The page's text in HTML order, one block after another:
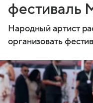
фестиваль
Народный артист
организовать